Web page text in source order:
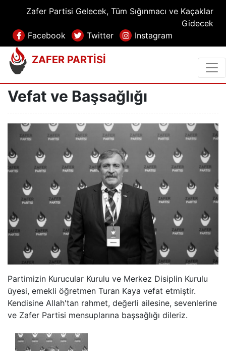
Zafer Partisi Gelecek, Tüm Sığınmacı ve Kaçaklar
Gidecek
Facebook
Twitter Instagram
ZAFER PARTİSİ
Vefat ve Başsağlığı
Partimizin Kurucular Kurulu ve Merkez Disiplin Kurulu
üyesi, emekli öğretmen Turan Kaya vefat etmiştir.
Kendisine Allah'tan rahmet, değerli ailesine, sevenlerine
ve Zafer Partisi mensuplarına başsağlığı dileriz.